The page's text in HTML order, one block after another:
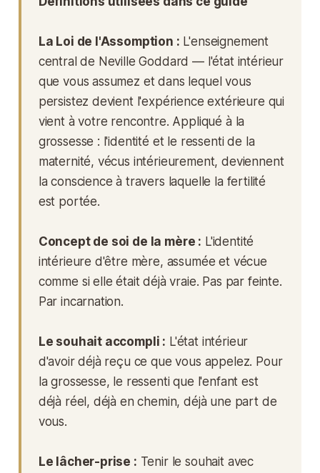
La Loi de l'Assomption : L'enseignement
central de Neville Goddard — l'état intérieur
que vous assumez et dans lequel vous
persistez devient l'expérience extérieure qui
vient à votre rencontre. Appliqué à la
grossesse : l'identité et le ressenti de la
maternité, vécus intérieurement, deviennent
la conscience à travers laquelle la fertilité
est portée.
Concept de soi de la mère : L'identité
intérieure d'être mère, assumée et vécue
comme si elle était déjà vraie. Pas par feinte.
Par incarnation.
Le souhait accompli : L'état intérieur
d'avoir déjà reçu ce que vous appelez. Pour
la grossesse, le ressenti que l'enfant est
déjà réel, déjà en chemin, déjà une part de
vous.
Le lâcher-prise : Tenir le souhait avec